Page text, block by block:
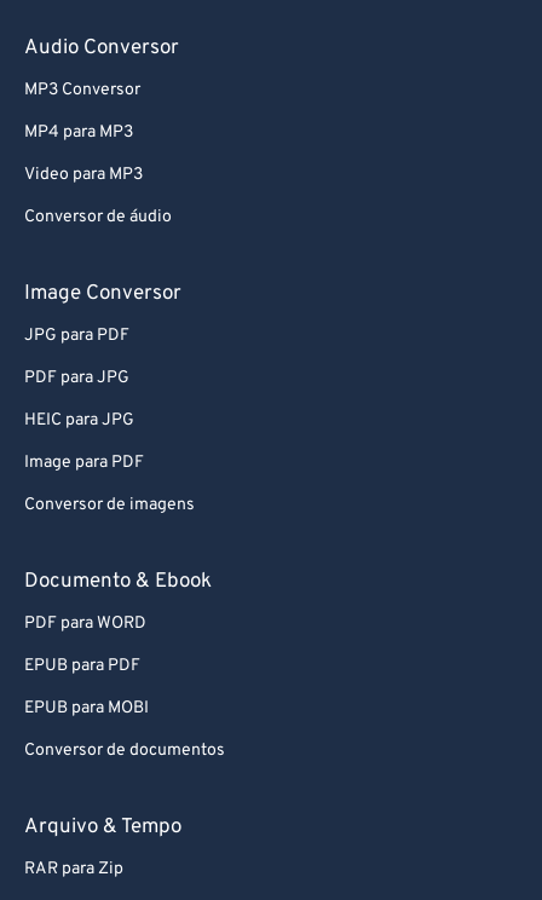
Audio Conversor
MP3 Conversor
MP4 para MP3
Video para MP3
Conversor de áudio
Image Conversor
JPG para PDF
PDF para JPG
HEIC para JPG
Image para PDF
Conversor de imagens
Documento & Ebook
PDF para WORD
EPUB para PDF
EPUB para MOBI
Conversor de documentos
Arquivo & Tempo
RAR para Zip